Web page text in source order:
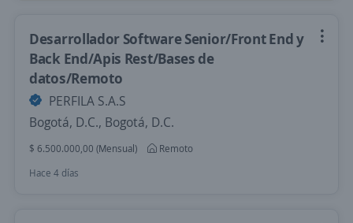
Desarrollador Software Senior/Front End y
Back End/Apis Rest/Bases de
datos/Remoto
PERFILA S.A.S
Bogotá, D.C., Bogotá, D.C.
$ 6.500.000,00 (Mensual)
Remoto
Hace 4 días